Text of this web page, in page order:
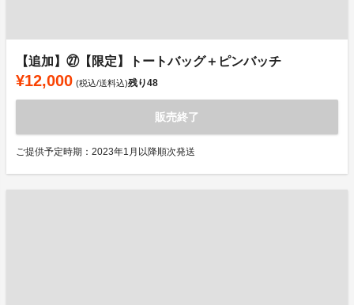
【追加】㉗【限定】トートバッグ＋ピンバッチ
¥12,000 (税込/送料込)残り48
販売終了
ご提供予定時期：2023年1月以降順次発送